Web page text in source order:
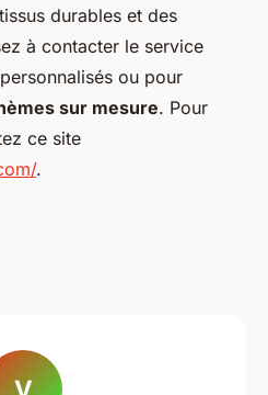
durables et des
à contacter le service
ou pour
sur mesure. Pour
ce site
.